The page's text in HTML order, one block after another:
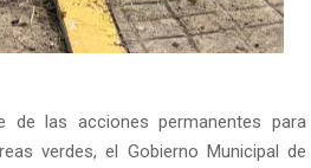
de las acciones permanentes para
verdes, el Gobierno Municipal de